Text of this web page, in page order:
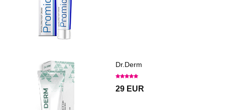
Dr.Derm
29 EUR